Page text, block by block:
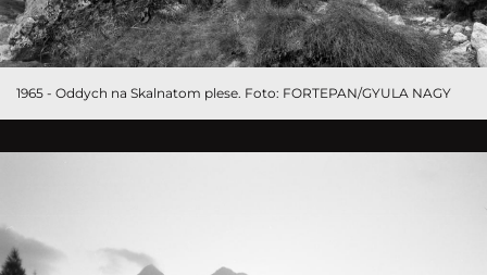
1965 - Oddych na Skalnatom plese. Foto: FORTEPAN/GYULA NAGY